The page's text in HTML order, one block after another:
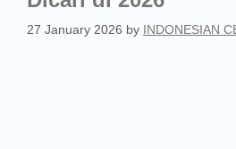
27 January 2026 by INDONESIAN